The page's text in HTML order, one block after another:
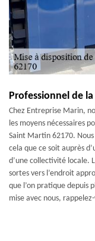
Professionnel de
Chez Entreprise Marin,
les moyens nécessaires
Saint Martin 62170.
cela que ce soit auprès
d’une collectivité locale.
sortes vers l’endroit
que l’on pratique depuis
mise avec nous,